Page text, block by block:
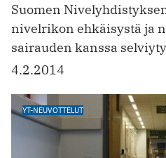
Suomen
nivelrikon ehkäisystä ja
sairauden kanssa
4.2.2014
YT-NEUVOTTELUT